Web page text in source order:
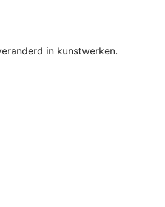
in kunstwerken.